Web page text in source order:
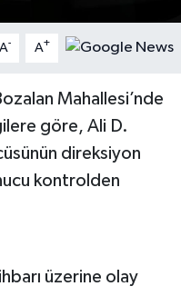
A- A+
Mahallesi’nde
göre, Ali D.
direksiyon
kontrolden
üzerine olay